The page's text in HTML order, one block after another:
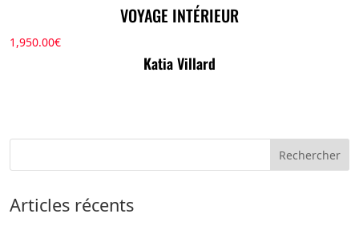
VOYAGE INTÉRIEUR
1,950.00€
Katia Villard
Articles récents